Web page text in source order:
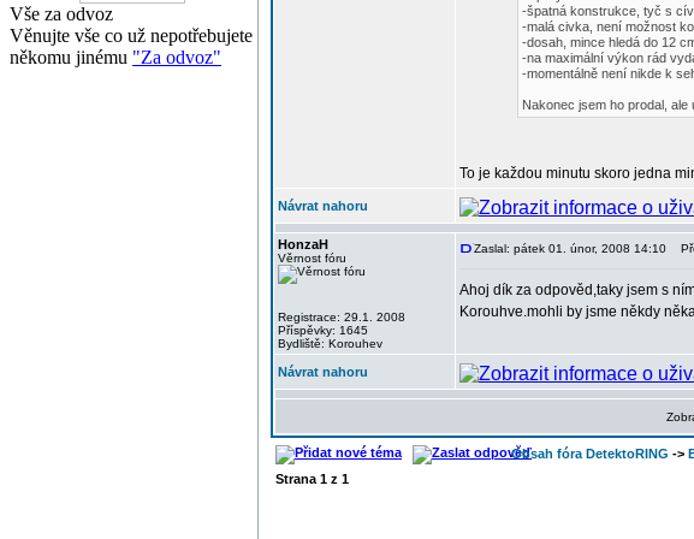
Vše za odvoz
Věnujte vše co už nepotřebujete
někomu jinému "Za odvoz"
-špatná konstrukce, tyč s
-malá civka, není možnost
-dosah, mince hledá do 12
-na maximální výkon rád
-momentálně není nikde k
Nakonec jsem ho prodal, ale
To je každou minutu skoro jedna
Návrat nahoru
HonzaH
Věrnost fóru
Registrace: 29.1. 2008
Příspěvky: 1645
Bydliště: Korouhev
Zaslal: pátek 01. únor, 2008 14:10
Ahoj dík za odpověd,taky jsem s
Korouhve.mohli by jsme někdy
Návrat nahoru
Obsah fóra DetektoRING ->
Strana 1 z 1